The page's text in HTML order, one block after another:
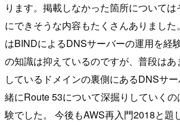
ります。掲載しなかった箇所について
にできそうな内容もたくさんありまし
はBINDによるDNSサーバーの運用を経
の知識は抑えているのですが、普段は
しているドメインの裏側にあるDNSサ
緒にRoute 53について深掘りしていく
験でした。 今後もAWS再入門2018と題